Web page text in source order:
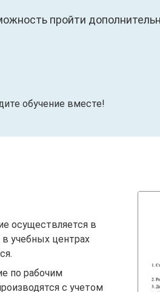
пройти
обучение вместе!
осуществляется в
учебных центрах
по рабочим
с учетом